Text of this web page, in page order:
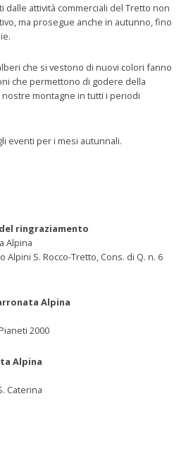
dalle attività commerciali del Tretto non
ma prosegue anche in autunno, fino
che si vestono di nuovi colori fanno
che permettono di godere della
montagne in tutti i periodi
eventi per i mesi autunnali.
del ringraziamento
Alpina
S. Rocco-Tretto, Cons. di Q. n. 6
Alpina
2000
Alpina
Caterina